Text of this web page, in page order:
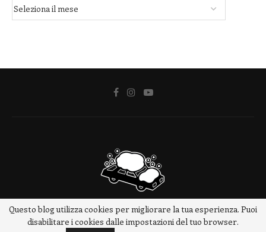
@2018 - www.meteotrip.it
Questo blog utilizza cookies per migliorare la tua esperienza. Puoi
disabilitare i cookies dalle impostazioni del tuo browser.